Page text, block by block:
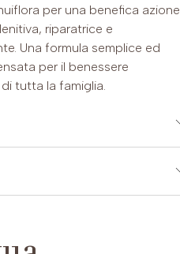
per una benefica azione
riparatrice e
Una formula semplice ed
per il benessere
tutta la famiglia.
di pagamento in 3 rate (30-2.000 €)
Olio essenziale di